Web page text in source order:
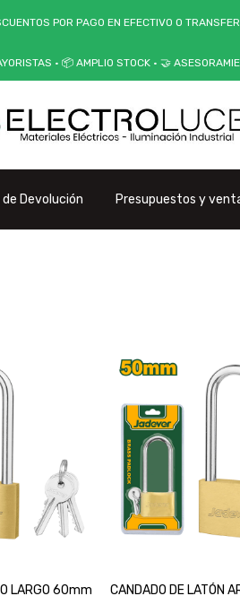
POR PAGO EN EFECTIVO O
• 📦 AMPLIO STOCK • 🤝
Devolución Presupuestos y
LARGO 60mm
CANDADO DE LATÓN